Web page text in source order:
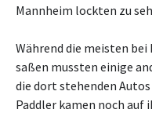
Mannheim lockten zu
Während die meisten bei
saßen mussten einige
die dort stehenden
Paddler kamen noch auf